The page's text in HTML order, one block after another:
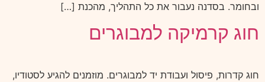
ובחומר. בסדנה נעבור את כל התהליך, מהכנת […]
חוג קרמיקה למבוגרים
חוג קדרות, פיסול ועבודת יד למבוגרים. מוזמנים להגיע לסטודיו,